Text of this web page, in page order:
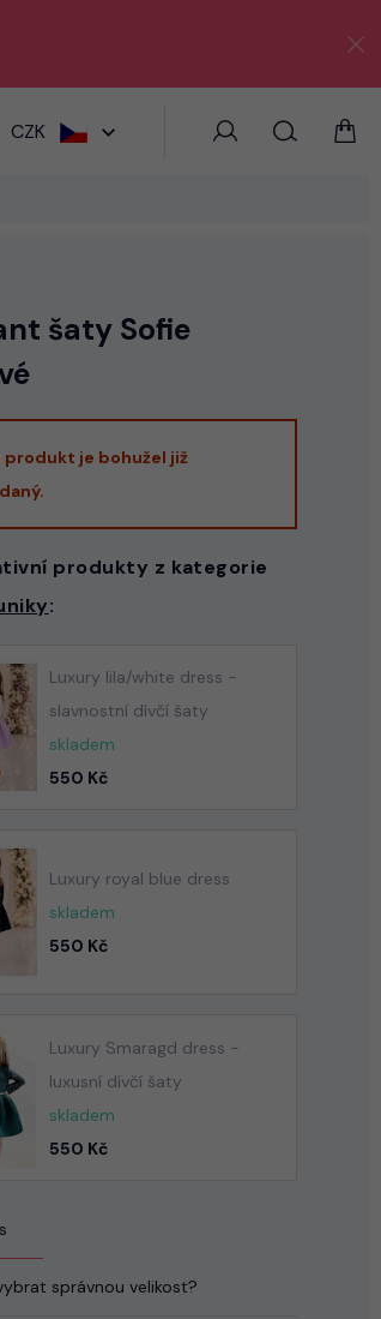
CZK
šaty Sofie
produkt je bohužel již
produkty z kategorie
:
Luxury lila/white dress -
slavnostní dívčí šaty
skladem
550 Kč
Luxury royal blue dress
skladem
550 Kč
Luxury Smaragd dress -
luxusní dívčí šaty
skladem
550 Kč
vybrat správnou velikost?